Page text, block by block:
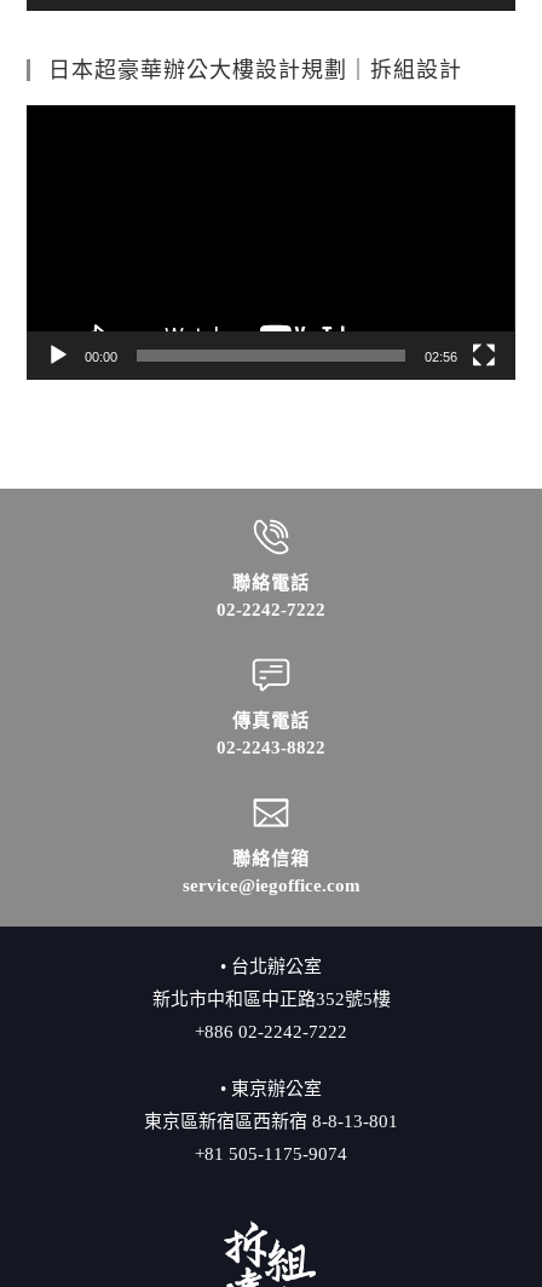
日本超豪華辦公大樓設計規劃｜拆組設計
00:00 02:56
聯絡電話
02-2242-7222
傳真電話
02-2243-8822
聯絡信箱
service@iegoffice.com
• 台北辦公室
新北市中和區中正路352號5樓
+886 02-2242-7222
• 東京辦公室
東京區新宿區西新宿 8-8-13-801
+81 505-1175-9074